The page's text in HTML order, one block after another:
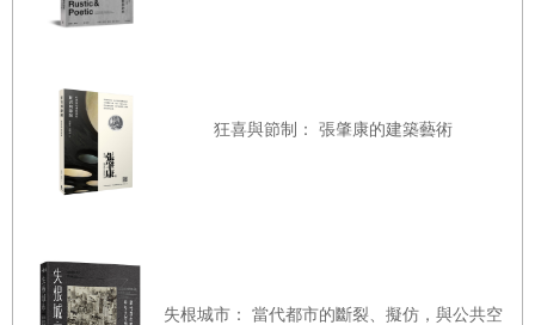
言。隨後進到百柱廳，這裡象徵《神曲》開篇中「迷失的森
的100篇章節。進入一個狹小的門洞後，就到了代表地獄的
空間，這是體驗館中唯一的門洞，上面鐫刻著但丁《神曲》
中最著名的短句：「拋棄所有的希望吧，進入此門的人。
種不同的天地板高程。走向煉獄，這是一個有七個天窗與七
種地板高度的無柱空間。隨著光亮程度逐漸升高，繼續向上
狂喜與節制： 張肇康的建築藝術
失根城市： 當代都市的斷裂、擬仿，與公共空